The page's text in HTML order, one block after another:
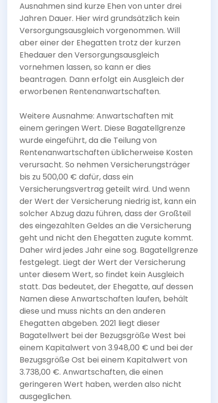
Ausnahmen sind kurze Ehen von unter drei
Jahren Dauer. Hier wird grundsätzlich kein
Versorgungsausgleich vorgenommen. Will
aber einer der Ehegatten trotz der kurzen
Ehedauer den Versorgungsausgleich
vornehmen lassen, so kann er dies
beantragen. Dann erfolgt ein Ausgleich der
erworbenen Rentenanwartschaften.
Weitere Ausnahme: Anwartschaften mit
einem geringen Wert. Diese Bagatellgrenze
wurde eingeführt, da die Teilung von
Rentenanwartschaften üblicherweise Kosten
verursacht. So nehmen Versicherungsträger
bis zu 500,00 € dafür, dass ein
Versicherungsvertrag geteilt wird. Und wenn
der Wert der Versicherung niedrig ist, kann ein
solcher Abzug dazu führen, dass der Großteil
des eingezahlten Geldes an die Versicherung
geht und nicht den Ehegatten zugute kommt.
Daher wird jedes Jahr eine sog. Bagatellgrenze
festgelegt. Liegt der Wert der Versicherung
unter diesem Wert, so findet kein Ausgleich
statt. Das bedeutet, der Ehegatte, auf dessen
Namen diese Anwartschaften laufen, behält
diese und muss nichts an den anderen
Ehegatten abgeben. 2021 liegt dieser
Bagatellwert bei der Bezugsgröße West bei
einem Kapitalwert von 3.948,00 € und bei der
Bezugsgröße Ost bei einem Kapitalwert von
3.738,00 €. Anwartschaften, die einen
geringeren Wert haben, werden also nicht
ausgeglichen.